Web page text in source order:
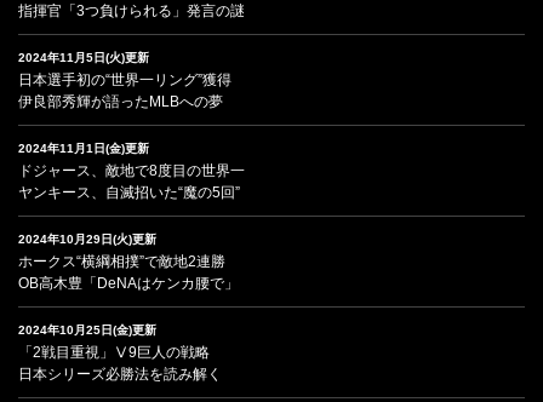
指揮官「3つ負けられる」発言の謎
2024年11月5日(火)更新
日本選手初の“世界一リング”獲得
伊良部秀輝が語ったMLBへの夢
2024年11月1日(金)更新
ドジャース、敵地で8度目の世界一
ヤンキース、自滅招いた“魔の5回”
2024年10月29日(火)更新
ホークス“横綱相撲”で敵地2連勝
OB高木豊「DeNAはケンカ腰で」
2024年10月25日(金)更新
「2戦目重視」Ⅴ9巨人の戦略
日本シリーズ必勝法を読み解く